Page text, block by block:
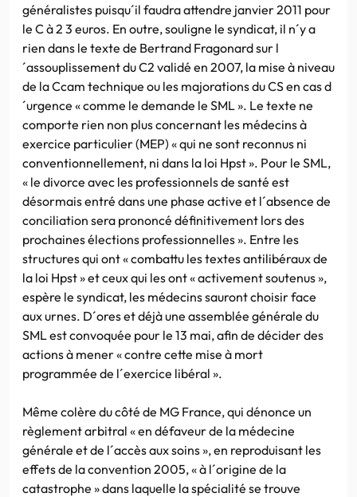
généralistes puisqu´il faudra attendre janvier 2011 pour
le C à 2 3 euros. En outre, souligne le syndicat, il n´y a
rien dans le texte de Bertrand Fragonard sur l
´assouplissement du C2 validé en 2007, la mise à niveau
de la Ccam technique ou les majorations du CS en cas d
´urgence « comme le demande le SML ». Le texte ne
comporte rien non plus concernant les médecins à
exercice particulier (MEP) « qui ne sont reconnus ni
conventionnellement, ni dans la loi Hpst ». Pour le SML,
« le divorce avec les professionnels de santé est
désormais entré dans une phase active et l´absence de
conciliation sera prononcé définitivement lors des
prochaines élections professionnelles ». Entre les
structures qui ont « combattu les textes antilibéraux de
la loi Hpst » et ceux qui les ont « activement soutenus »,
espère le syndicat, les médecins sauront choisir face
aux urnes. D´ores et déjà une assemblée générale du
SML est convoquée pour le 13 mai, afin de décider des
actions à mener « contre cette mise à mort
programmée de l´exercice libéral ».
Même colère du côté de MG France, qui dénonce un
règlement arbitral « en défaveur de la médecine
générale et de l´accès aux soins », en reproduisant les
effets de la convention 2005, « à l´origine de la
catastrophe » dans laquelle la spécialité se trouve